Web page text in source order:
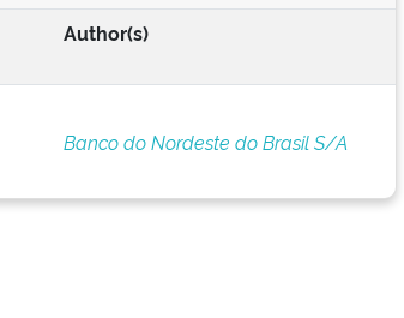
Author(s)
Banco do Nordeste do Brasil S/A